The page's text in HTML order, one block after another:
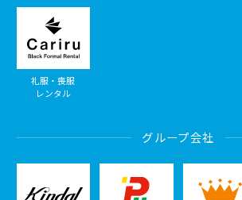
礼服・喪服
レンタル
グループ会社